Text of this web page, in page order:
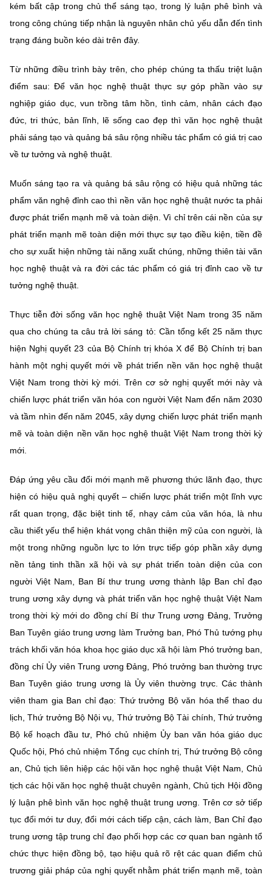
kém bất cập trong chủ thể sáng tạo, trong lý luận phê bình và
trong công chúng tiếp nhận là nguyên nhân chủ yếu dẫn đến tình
trạng đáng buồn kéo dài trên đây.
Từ những điều trình bày trên, cho phép chúng ta thấu triệt luận
điểm sau: Để văn học nghệ thuật thực sự góp phần vào sự
nghiệp giáo dục, vun trồng tâm hồn, tình cảm, nhân cách đạo
đức, tri thức, bản lĩnh, lẽ sống cao đẹp thì văn học nghệ thuật
phải sáng tạo và quảng bá sâu rộng nhiều tác phẩm có giá trị cao
về tư tưởng và nghệ thuật.
Muốn sáng tạo ra và quảng bá sâu rộng có hiệu quả những tác
phẩm văn nghệ đỉnh cao thì nền văn học nghệ thuật nước ta phải
được phát triển mạnh mẽ và toàn diện. Vì chỉ trên cái nền của sự
phát triển mạnh mẽ toàn diện mới thực sự tạo điều kiện, tiền đề
cho sự xuất hiện những tài năng xuất chúng, những thiên tài văn
học nghệ thuật và ra đời các tác phẩm có giá trị đỉnh cao về tư
tưởng nghệ thuật.
Thực tiễn đời sống văn học nghệ thuật Việt Nam trong 35 năm
qua cho chúng ta câu trả lời sáng tỏ: Cần tổng kết 25 năm thực
hiện Nghị quyết 23 của Bộ Chính trị khóa X để Bộ Chính trị ban
hành một nghị quyết mới về phát triển nền văn học nghệ thuật
Việt Nam trong thời kỳ mới. Trên cơ sở nghị quyết mới này và
chiến lược phát triển văn hóa con người Việt Nam đến năm 2030
và tầm nhìn đến năm 2045, xây dựng chiến lược phát triển mạnh
mẽ và toàn diện nền văn học nghệ thuật Việt Nam trong thời kỳ
mới.
Đáp ứng yêu cầu đổi mới mạnh mẽ phương thức lãnh đạo, thực
hiện có hiệu quả nghị quyết – chiến lược phát triển một lĩnh vực
rất quan trọng, đặc biệt tinh tế, nhạy cảm của văn hóa, là nhu
cầu thiết yếu thể hiện khát vọng chân thiện mỹ của con người, là
một trong những nguồn lực to lớn trực tiếp góp phần xây dựng
nền tảng tinh thần xã hội và sự phát triển toàn diện của con
người Việt Nam, Ban Bí thư trung ương thành lập Ban chỉ đạo
trung ương xây dựng và phát triển văn học nghệ thuật Việt Nam
trong thời kỳ mới do đồng chí Bí thư Trung ương Đảng, Trưởng
Ban Tuyên giáo trung ương làm Trưởng ban, Phó Thủ tướng phụ
trách khối văn hóa khoa học giáo dục xã hội làm Phó trưởng ban,
đồng chí Ủy viên Trung ương Đảng, Phó trưởng ban thường trực
Ban Tuyên giáo trung ương là Ủy viên thường trực. Các thành
viên tham gia Ban chỉ đạo: Thứ trưởng Bộ văn hóa thể thao du
lịch, Thứ trưởng Bộ Nội vụ, Thứ trưởng Bộ Tài chính, Thứ trưởng
Bộ kế hoạch đầu tư, Phó chủ nhiệm Ủy ban văn hóa giáo dục
Quốc hội, Phó chủ nhiệm Tổng cục chính trị, Thứ trưởng Bộ công
an, Chủ tịch liên hiệp các hội văn học nghệ thuật Việt Nam, Chủ
tịch các hội văn học nghệ thuật chuyên ngành, Chủ tịch Hội đồng
lý luận phê bình văn học nghệ thuật trung ương. Trên cơ sở tiếp
tục đổi mới tư duy, đổi mới cách tiếp cận, cách làm, Ban Chỉ đạo
trung ương tập trung chỉ đạo phối hợp các cơ quan ban ngành tổ
chức thực hiện đồng bộ, tạo hiệu quả rõ rệt các quan điểm chủ
trương giải pháp của nghị quyết nhằm phát triển mạnh mẽ, toàn